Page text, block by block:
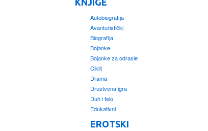
Autobiografija
Avanturistički
Biografija
Bojanke
Bojanke za odrasle
Ciklit
Drama
Drustvena igra
Duh i telo
Edukativni
EROTSKI